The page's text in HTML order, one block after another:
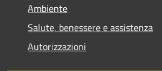
Ambiente
Salute, benessere e assistenza
Autorizzazioni